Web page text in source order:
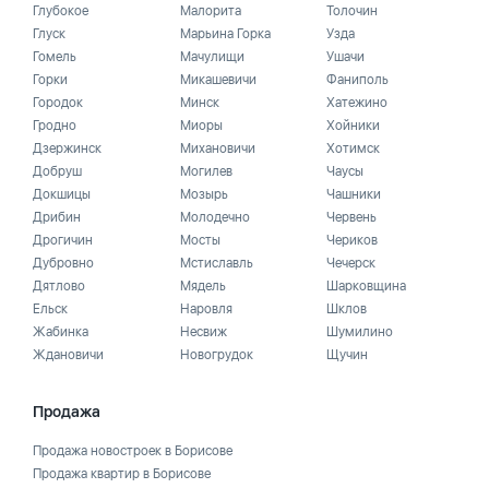
Глубокое
Глуск
Гомель
Горки
Городок
Гродно
Дзержинск
Добруш
Докшицы
Дрибин
Дрогичин
Дубровно
Дятлово
Ельск
Жабинка
Ждановичи
Малорита
Марьина Горка
Мачулищи
Микашевичи
Минск
Миоры
Михановичи
Могилев
Мозырь
Молодечно
Мосты
Мстиславль
Мядель
Наровля
Несвиж
Новогрудок
Толочин
Узда
Ушачи
Фаниполь
Хатежино
Хойники
Хотимск
Чаусы
Чашники
Червень
Чериков
Чечерск
Шарковщина
Шклов
Шумилино
Щучин
Продажа
Продажа новостроек в Борисове
Продажа квартир в Борисове